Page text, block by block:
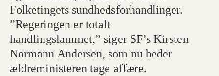
Folketingets sundhedsforhandlinger.
”Regeringen er totalt
handlingslammet,” siger SF’s Kirsten
Normann Andersen, som nu beder
ældreministeren tage affære.